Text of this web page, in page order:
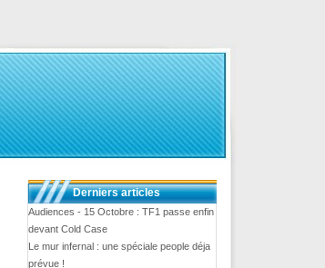
Derniers articles
Audiences - 15 Octobre : TF1 passe enfin
devant Cold Case
Le mur infernal : une spéciale people déja
prévue !